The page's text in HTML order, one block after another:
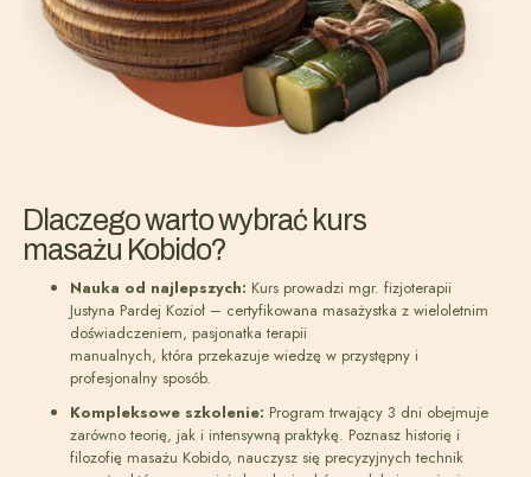
Dlaczego warto wybrać kurs
masażu Kobido?
Nauka od najlepszych: Kurs prowadzi mgr. fizjoterapii
Justyna Pardej Kozioł – certyfikowana masażystka z wieloletnim
doświadczeniem, pasjonatka terapii
manualnych, która przekazuje wiedzę w przystępny i
profesjonalny sposób.
Kompleksowe szkolenie: Program trwający 3 dni obejmuje
zarówno teorię, jak i intensywną praktykę. Poznasz historię i
filozofię masażu Kobido, nauczysz się precyzyjnych technik